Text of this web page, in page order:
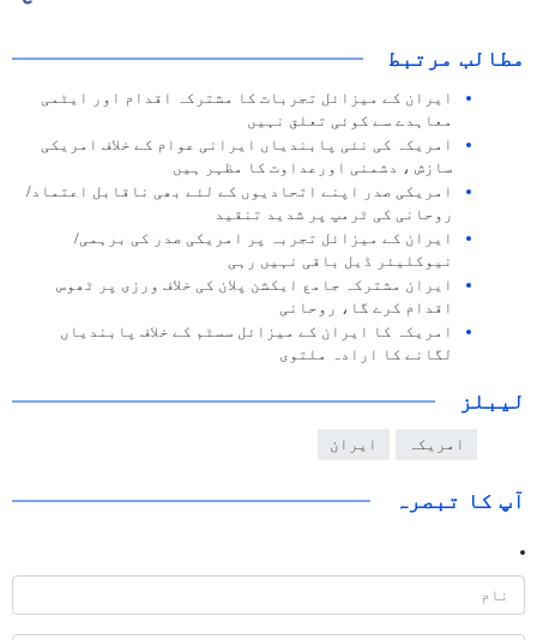
مطالب مرتبط
ایران کے میزائل تجربات کا مشترکہ اقدام اور ایٹمی
معاہدے سے کوئی تعلق نہیں
امریکہ کی نئی پابندیاں ایرانی عوام کے خلاف امریکی
سازش ، دشمنی اورعداوت کا مظہر ہیں
امریکی صدر اپنے اتحادیوں کے لئے بھی ناقابل اعتماد/
روحانی کی ٹرمپ پر شدید تنقید
ایران کے میزائل تجربہ پر امریکی صدر کی برہمی/
نیوکلیئر ڈیل باقی نہیں رہی
ایران مشترکہ جامع ایکشن پلان کی خلاف ورزی پر ٹھوس
اقدام کرے گا، روحانی
امریکہ کا ایران کے میزائل سسٹم کے خلاف پابندیاں
لگانے کا ارادہ ملتوی
لیبلز
امریکہ ایران
آپ کا تبصرہ